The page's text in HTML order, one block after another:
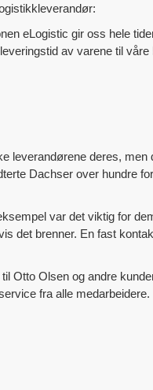
eLogistic gir oss hele
av varene til
leverandørene deres,
Dachser over hundre
var det viktig for
det brenner. En fast
Otto Olsen og andre
fra alle medarbeidere.